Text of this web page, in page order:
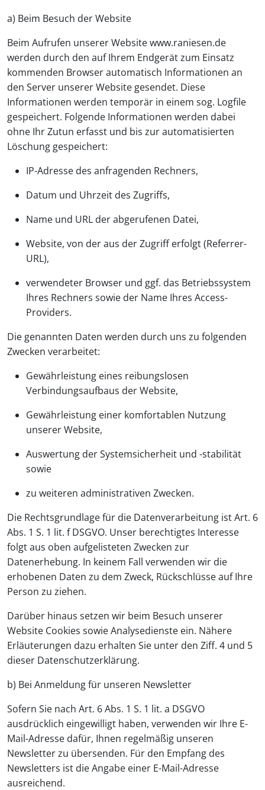
a) Beim Besuch der Website
Beim Aufrufen unserer Website www.raniesen.de
werden durch den auf Ihrem Endgerät zum Einsatz
kommenden Browser automatisch Informationen an
den Server unserer Website gesendet. Diese
Informationen werden temporär in einem sog. Logfile
gespeichert. Folgende Informationen werden dabei
ohne Ihr Zutun erfasst und bis zur automatisierten
Löschung gespeichert:
IP-Adresse des anfragenden Rechners,
Datum und Uhrzeit des Zugriffs,
Name und URL der abgerufenen Datei,
Website, von der aus der Zugriff erfolgt (Referrer-
URL),
verwendeter Browser und ggf. das Betriebssystem
Ihres Rechners sowie der Name Ihres Access-
Providers.
Die genannten Daten werden durch uns zu folgenden
Zwecken verarbeitet:
Gewährleistung eines reibungslosen
Verbindungsaufbaus der Website,
Gewährleistung einer komfortablen Nutzung
unserer Website,
Auswertung der Systemsicherheit und -stabilität
sowie
zu weiteren administrativen Zwecken.
Die Rechtsgrundlage für die Datenverarbeitung ist Art. 6
Abs. 1 S. 1 lit. f DSGVO. Unser berechtigtes Interesse
folgt aus oben aufgelisteten Zwecken zur
Datenerhebung. In keinem Fall verwenden wir die
erhobenen Daten zu dem Zweck, Rückschlüsse auf Ihre
Person zu ziehen.
Darüber hinaus setzen wir beim Besuch unserer
Website Cookies sowie Analysedienste ein. Nähere
Erläuterungen dazu erhalten Sie unter den Ziff. 4 und 5
dieser Datenschutzerklärung.
b) Bei Anmeldung für unseren Newsletter
Sofern Sie nach Art. 6 Abs. 1 S. 1 lit. a DSGVO
ausdrücklich eingewilligt haben, verwenden wir Ihre E-
Mail-Adresse dafür, Ihnen regelmäßig unseren
Newsletter zu übersenden. Für den Empfang des
Newsletters ist die Angabe einer E-Mail-Adresse
ausreichend.